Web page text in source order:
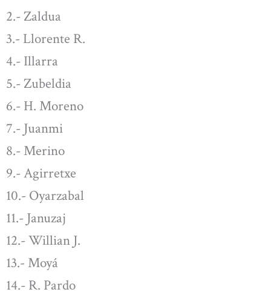
2.- Zaldua
3.- Llorente R.
4.- Illarra
5.- Zubeldia
6.- H. Moreno
7.- Juanmi
8.- Merino
9.- Agirretxe
10.- Oyarzabal
11.- Januzaj
12.- Willian J.
13.- Moyá
14.- R. Pardo